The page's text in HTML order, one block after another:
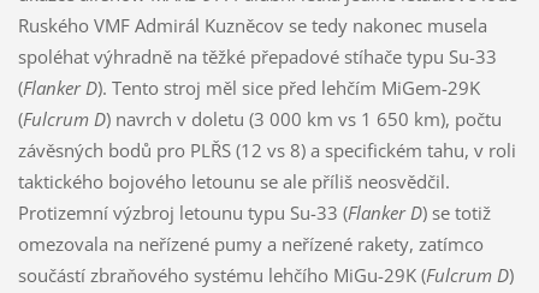
Ruského VMF Admirál Kuzněcov se tedy nakonec musela
spoléhat výhradně na těžké přepadové stíhače typu Su-33
(Flanker D). Tento stroj měl sice před lehčím MiGem-29K
(Fulcrum D) navrch v doletu (3 000 km vs 1 650 km), počtu
závěsných bodů pro PLŘS (12 vs 8) a specifickém tahu, v roli
taktického bojového letounu se ale příliš neosvědčil.
Protizemní výzbroj letounu typu Su-33 (Flanker D) se totiž
omezovala na neřízené pumy a neřízené rakety, zatímco
součástí zbraňového systému lehčího MiGu-29K (Fulcrum D)